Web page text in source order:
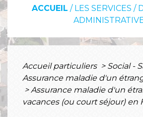
ACCUEIL / LES SERVICES /
Accueil particuliers > Social -
Assurance maladie d'un
> Assurance maladie d'un
vacances (ou court séjour) en